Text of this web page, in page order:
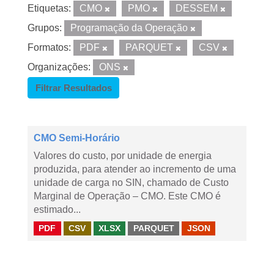
Etiquetas: CMO PMO
DESSEM
Grupos:
Programação da Operação
Formatos:
PDF PARQUET
CSV
Organizações:
ONS
Filtrar Resultados
CMO Semi-Horário
Valores do custo, por unidade de energia
produzida, para atender ao incremento de uma
unidade de carga no SIN, chamado de Custo
Marginal de Operação – CMO. Este CMO é
estimado...
PDF CSV XLSX PARQUET JSON